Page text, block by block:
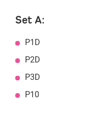
Set A:
P1D
P2D
P3D
P10